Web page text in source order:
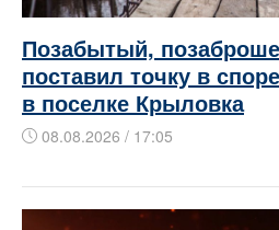
Позабытый,
поставил точку в
в поселке Крыловка
08.08.2026 / 17:05